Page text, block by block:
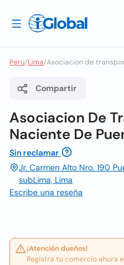
Peru/Lima/Asociacion de
Compartir
Asociacion De
Naciente De
Sin reclamar
Jr. Carmen Alto Nro. 190
subLima, Lima
Escribe una reseña
¡Atención dueños!
Registra tu comercio ahora